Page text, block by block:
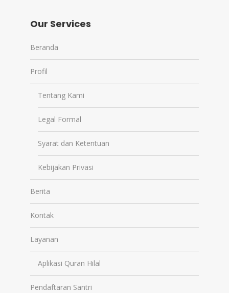
Our Services
Beranda
Profil
Tentang Kami
Legal Formal
Syarat dan Ketentuan
Kebijakan Privasi
Berita
Kontak
Layanan
Aplikasi Quran Hilal
Pendaftaran Santri